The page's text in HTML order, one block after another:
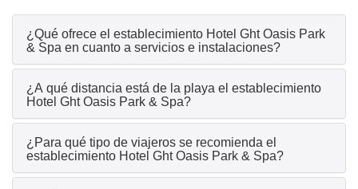
¿Qué ofrece el establecimiento Hotel Ght Oasis Park
& Spa en cuanto a servicios e instalaciones?
¿A qué distancia está de la playa el establecimiento
Hotel Ght Oasis Park & Spa?
¿Para qué tipo de viajeros se recomienda el
establecimiento Hotel Ght Oasis Park & Spa?